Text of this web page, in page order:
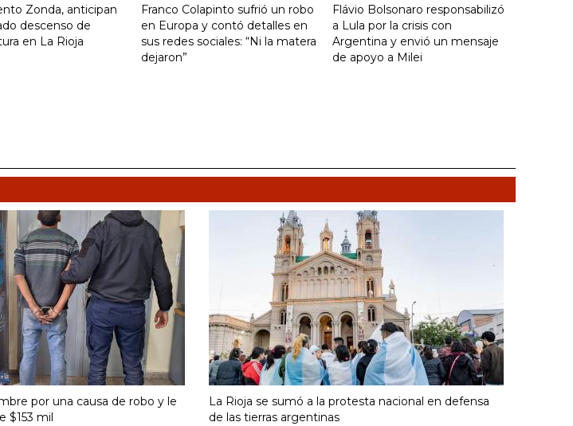
Zonda, anticipan
descenso de
en La Rioja
Franco Colapinto sufrió un robo
en Europa y contó detalles en
sus redes sociales: “Ni la matera
dejaron”
Flávio Bolsonaro responsabilizó
a Lula por la crisis con
Argentina y envió un mensaje
de apoyo a Milei
por una causa de robo y le
$153 mil
La Rioja se sumó a la protesta nacional en defensa
de las tierras argentinas